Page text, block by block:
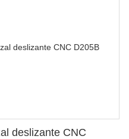
deslizante CNC